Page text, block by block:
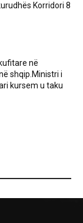
Korridori 8
në
shqip.Ministri i
kursem u taku